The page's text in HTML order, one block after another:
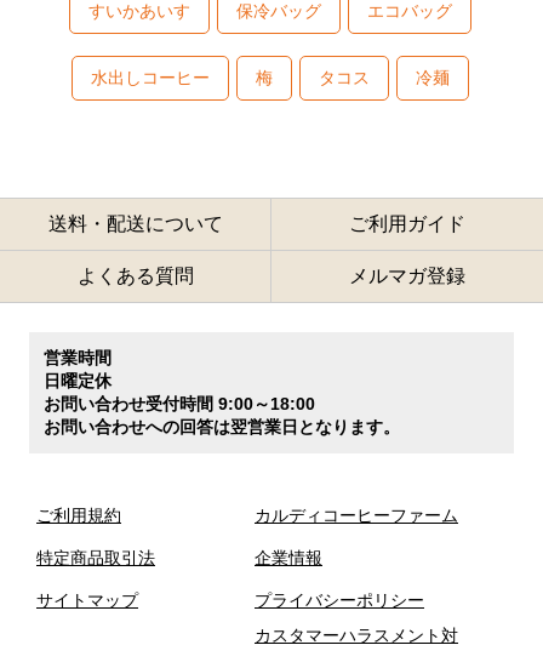
すいかあいす 保冷バッグ エコバッグ
水出しコーヒー 梅 タコス 冷麺
送料・配送について ご利用ガイド
よくある質問 メルマガ登録
営業時間
日曜定休
お問い合わせ受付時間 9:00～18:00
お問い合わせへの回答は翌営業日となります。
ご利用規約
特定商品取引法
サイトマップ
カルディコーヒーファーム
企業情報
プライバシーポリシー
カスタマーハラスメント対